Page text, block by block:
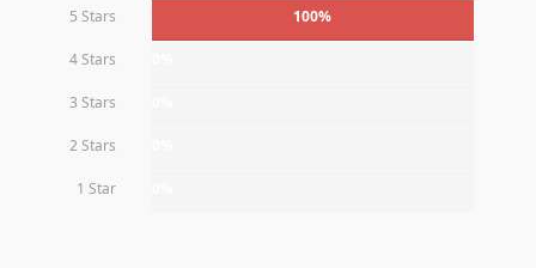
5 Stars
100%
4 Stars
3 Stars
2 Stars
1 Star